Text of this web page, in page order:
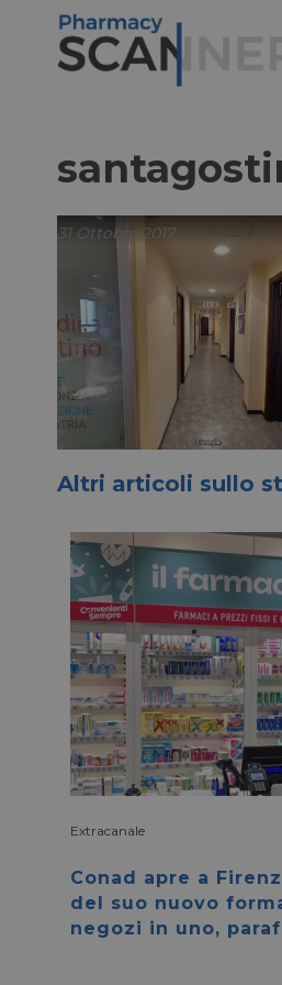
31 Ottobre 2017
Altri articoli sullo
Extracanale
Conad apre a
del suo nuovo
negozi in uno,